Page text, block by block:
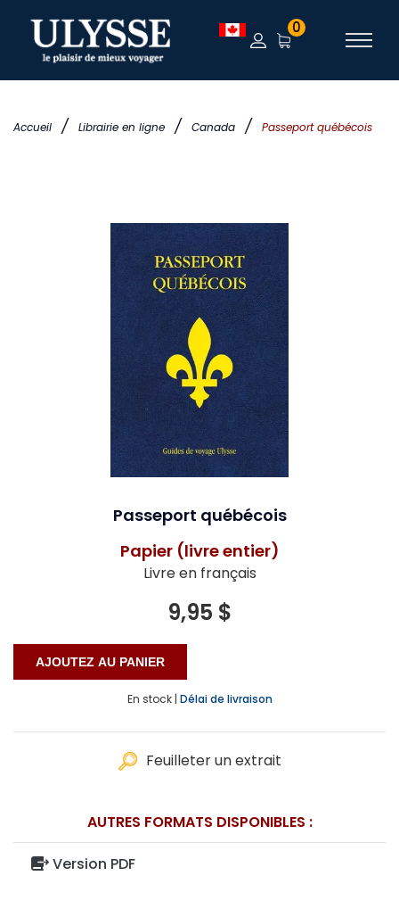
Accueil / Librairie en ligne / Canada / Passeport québécois
0
Passeport québécois
Papier (livre entier)
Livre en français
9,95 $
En stock | Délai de livraison
Feuilleter un extrait
AUTRES FORMATS DISPONIBLES :
Version PDF